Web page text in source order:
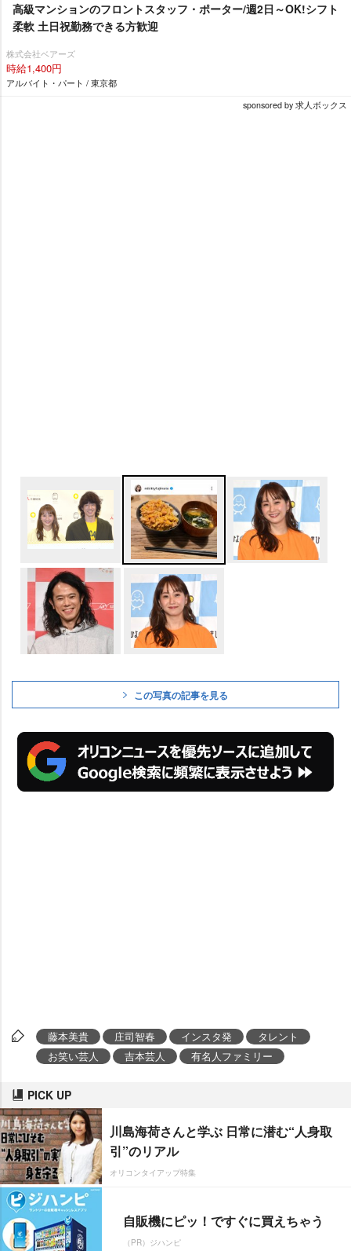
高級マンションのフロントスタッフ・ポーター/週2日～OK!シフト
柔軟 土日祝勤務できる方歓迎
株式会社ベアーズ
時給1,400円
アルバイト・パート / 東京都
sponsored by 求人ボックス
この写真の記事を見る
藤本美貴 庄司智春 インスタ発
タレント
お笑い芸人
吉本芸人 有名人ファミリー
PICK UP
川島海荷さんと学ぶ 日常に潜む“人身取
引”のリアル
オリコンタイアップ特集
自販機にピッ！ですぐに買えちゃう
（PR）ジハンピ